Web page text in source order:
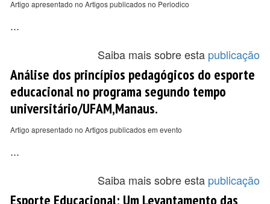
Artigo apresentado no Artigos publicados no Periodico
...
Saiba mais sobre esta publicação
Análise dos princípios pedagógicos do esporte
educacional no programa segundo tempo
universitário/UFAM,Manaus.
Artigo apresentado no Artigos publicados em evento
...
Saiba mais sobre esta publicação
Esporte Educacional: Um Levantamento das